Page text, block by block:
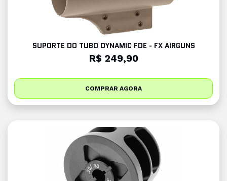
SUPORTE DO TUBO DYNAMIC FDE - FX AIRGUNS
R$ 249,90
COMPRAR AGORA